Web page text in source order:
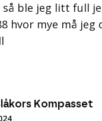
ble jeg litt full
hvor mye må
Kompasset